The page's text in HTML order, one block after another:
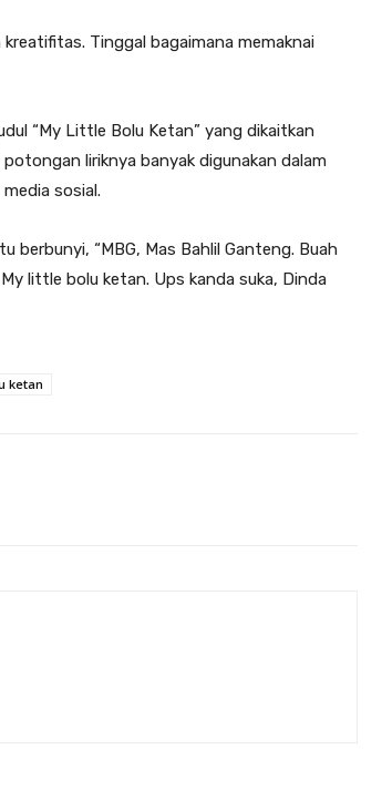
Tinggal bagaimana memaknai
“My Little Bolu Ketan” yang dikaitkan
liriknya banyak digunakan dalam
sosial.
berbunyi, “MBG, Mas Bahlil Ganteng. Buah
little bolu ketan. Ups kanda suka, Dinda
ketan